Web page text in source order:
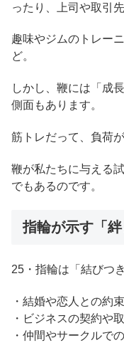
ったり、上司や取引
趣味やジムのトレー
ど。
しかし、鞭には「成
側面もあります。
筋トレだって、負荷
鞭が私たちに与える
でもあるのです。
指輪が示す「絆
25・指輪は「結びつ
・結婚や恋人との約束
・ビジネスの契約や取
・仲間やサークルで